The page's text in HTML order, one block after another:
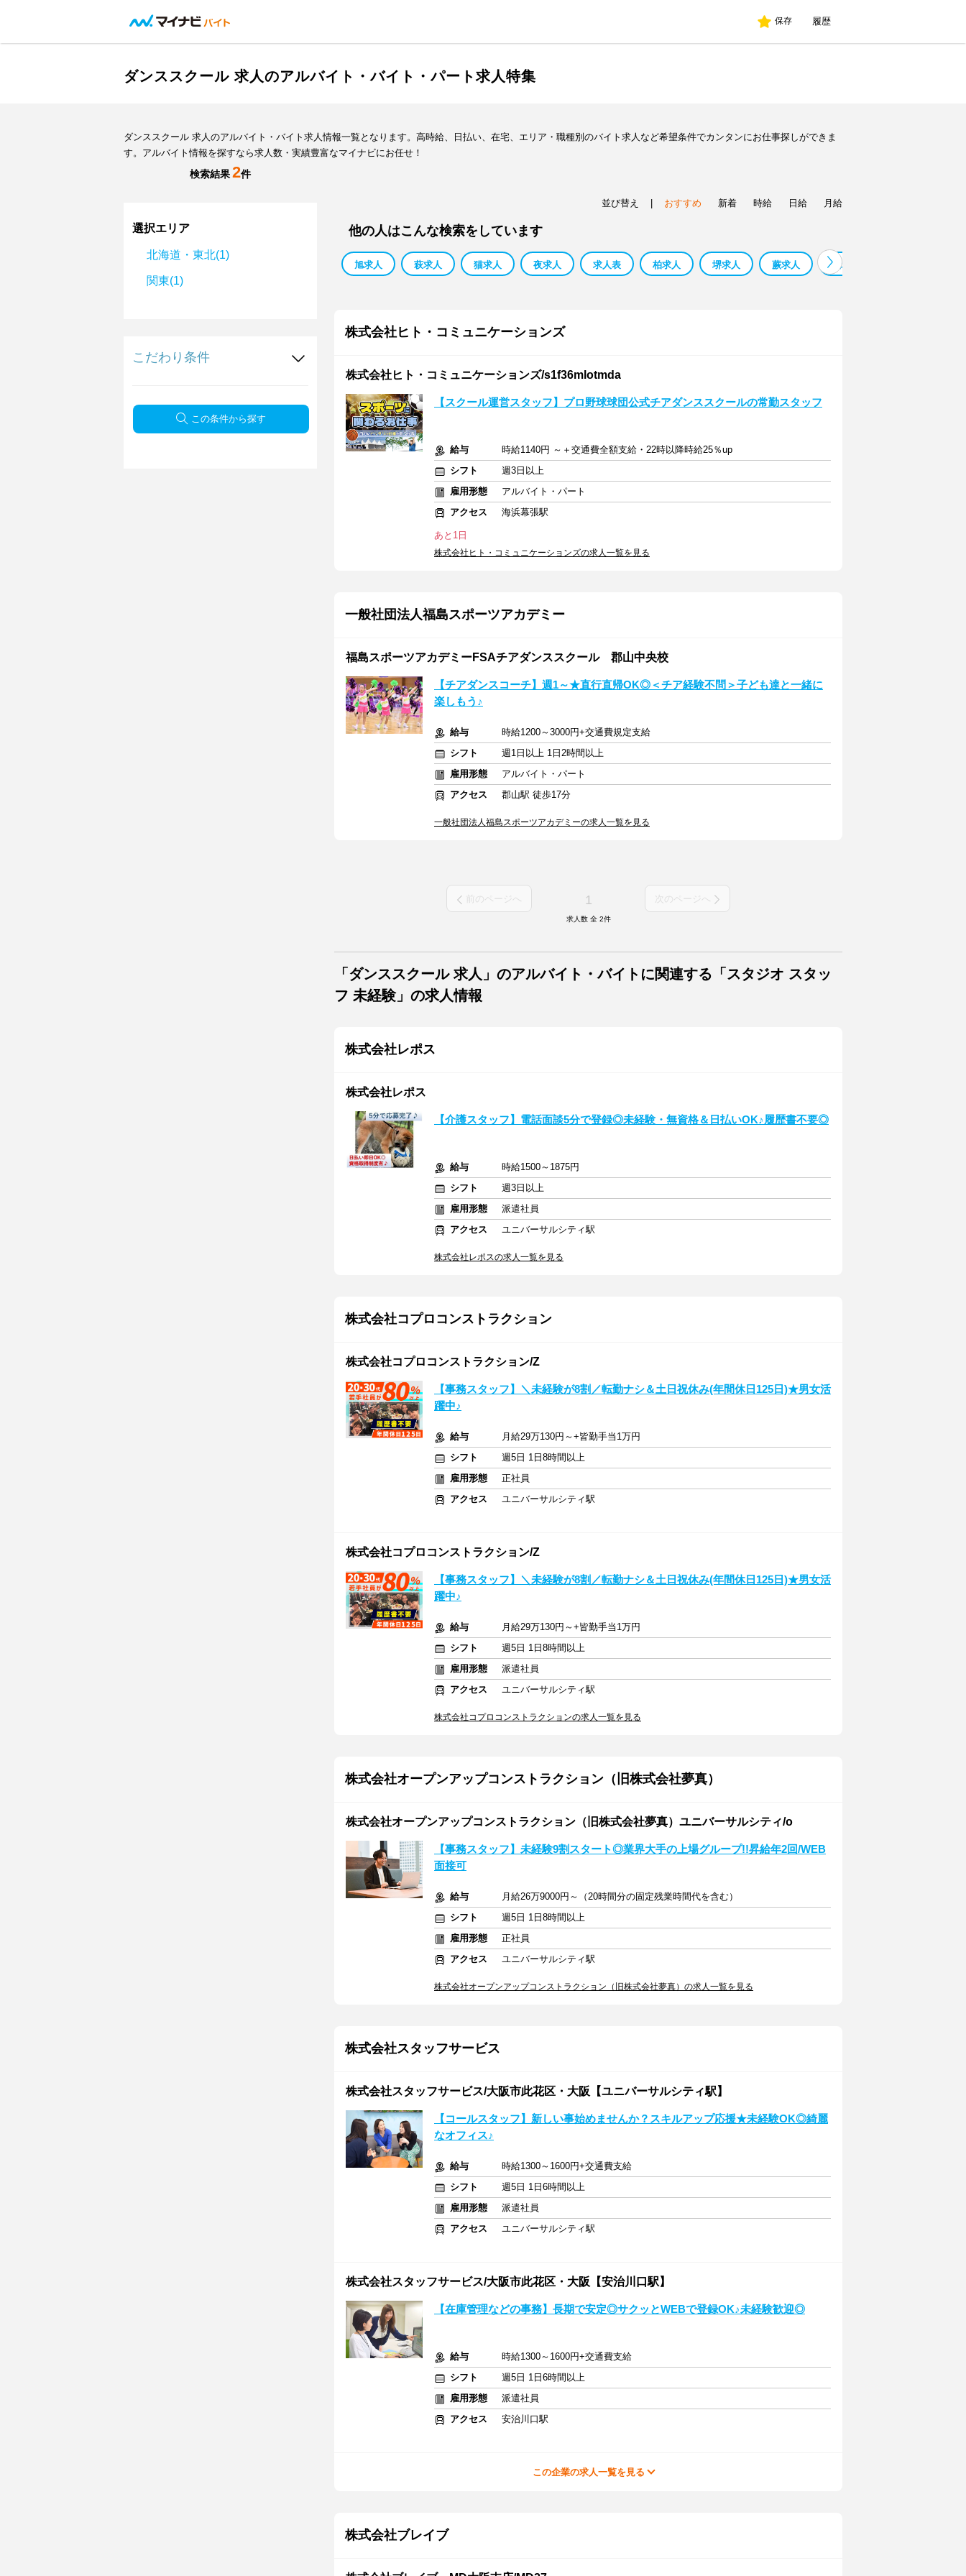
保存 履歴
ダンススクール 求人のアルバイト・バイト・パート求人特集
ダンススクール 求人のアルバイト・バイト求人情報一覧となります。高時給、日払い、在宅、エリア・職種別のバイト求人など希望条件でカンタンにお仕事探しができま
す。アルバイト情報を探すなら求人数・実績豊富なマイナビにお任せ！
検索結果2件
選択エリア
北海道・東北(1)
関東(1)
こだわり条件
この条件から探す
並び替え おすすめ 新着 時給 日給 月給
他の人はこんな検索をしています
旭求人 萩求人 猫求人 夜求人 求人表 柏求人 堺求人 蕨求人 鳳求人
株式会社ヒト・コミュニケーションズ
株式会社ヒト・コミュニケーションズ/s1f36mlotmda
【スクール運営スタッフ】プロ野球球団公式チアダンススクールの常勤スタッフ
給与
時給1140円 ～＋交通費全額支給・22時以降時給25％up
シフト
週3日以上
雇用形態
アルバイト・パート
アクセス
海浜幕張駅
あと1日
株式会社ヒト・コミュニケーションズの求人一覧を見る
一般社団法人福島スポーツアカデミー
福島スポーツアカデミーFSAチアダンススクール 郡山中央校
【チアダンスコーチ】週1～★直行直帰OK◎＜チア経験不問＞子ども達と一緒に
楽しもう♪
給与
時給1200～3000円+交通費規定支給
シフト
週1日以上 1日2時間以上
雇用形態
アルバイト・パート
アクセス
郡山駅 徒歩17分
一般社団法人福島スポーツアカデミーの求人一覧を見る
前のページへ 1 次のページへ
求人数 全 2件
「ダンススクール 求人」のアルバイト・バイトに関連する「スタジオ スタッ
フ 未経験」の求人情報
株式会社レポス
株式会社レポス
【介護スタッフ】電話面談5分で登録◎未経験・無資格＆日払いOK♪履歴書不要◎
給与
時給1500～1875円
シフト
週3日以上
雇用形態
派遣社員
アクセス
ユニバーサルシティ駅
株式会社レポスの求人一覧を見る
株式会社コプロコンストラクション
株式会社コプロコンストラクション/Z
【事務スタッフ】＼未経験が8割／転勤ナシ＆土日祝休み(年間休日125日)★男女活
躍中♪
給与
月給29万130円～+皆勤手当1万円
シフト
週5日 1日8時間以上
雇用形態
正社員
アクセス
ユニバーサルシティ駅
株式会社コプロコンストラクション/Z
【事務スタッフ】＼未経験が8割／転勤ナシ＆土日祝休み(年間休日125日)★男女活
躍中♪
給与
月給29万130円～+皆勤手当1万円
シフト
週5日 1日8時間以上
雇用形態
派遣社員
アクセス
ユニバーサルシティ駅
株式会社コプロコンストラクションの求人一覧を見る
株式会社オープンアップコンストラクション（旧株式会社夢真）
株式会社オープンアップコンストラクション（旧株式会社夢真）ユニバーサルシティ/o
【事務スタッフ】未経験9割スタート◎業界大手の上場グループ!!昇給年2回/WEB
面接可
給与
月給26万9000円～（20時間分の固定残業時間代を含む）
シフト
週5日 1日8時間以上
雇用形態
正社員
アクセス
ユニバーサルシティ駅
株式会社オープンアップコンストラクション（旧株式会社夢真）の求人一覧を見る
株式会社スタッフサービス
株式会社スタッフサービス/大阪市此花区・大阪【ユニバーサルシティ駅】
【コールスタッフ】新しい事始めませんか？スキルアップ応援★未経験OK◎綺麗
なオフィス♪
給与
時給1300～1600円+交通費支給
シフト
週5日 1日6時間以上
雇用形態
派遣社員
アクセス
ユニバーサルシティ駅
株式会社スタッフサービス/大阪市此花区・大阪【安治川口駅】
【在庫管理などの事務】長期で安定◎サクッとWEBで登録OK♪未経験歓迎◎
給与
時給1300～1600円+交通費支給
シフト
週5日 1日6時間以上
雇用形態
派遣社員
アクセス
安治川口駅
この企業の求人一覧を見る
株式会社ブレイブ